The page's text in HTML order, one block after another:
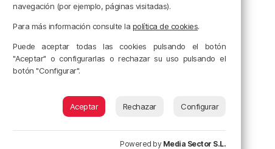
navegación (por ejemplo, páginas visitadas).
Para más información consulte la política de cookies.
Puede aceptar todas las cookies pulsando el botón
"Aceptar" o configurarlas o rechazar su uso pulsando el
botón "Configurar".
Aceptar Rechazar Configurar
Powered by Media Sector S.L.